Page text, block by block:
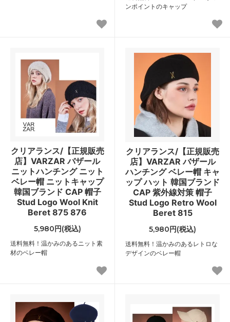
ンポイントのキャップ
クリアランス/【正規販売
店】VARZAR バザール
ニットハンチング ニット
ベレー帽 ニットキャップ
韓国ブランド CAP 帽子
Stud Logo Wool Knit
Beret 875 876
5,980円(税込)
送料無料！温かみのあるニット素
材のベレー帽
クリアランス/【正規販売
店】VARZAR バザール
ハンチング ベレー帽 キャ
ップ ハット 韓国ブランド
CAP 紫外線対策 帽子
Stud Logo Retro Wool
Beret 815
5,980円(税込)
送料無料！温かみのあるレトロな
デザインのベレー帽